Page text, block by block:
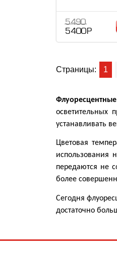
5 490
5 400 Р
Страницы: 1
осветительных
устанавливать
Цветовая
использования
передаются не
более
Сегодня
достаточно